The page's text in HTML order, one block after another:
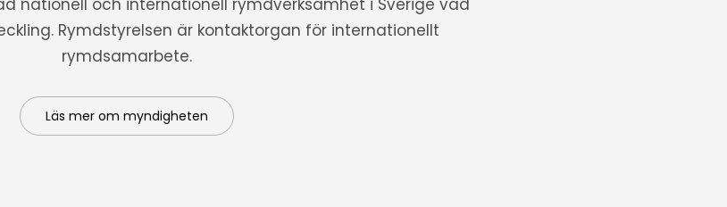
nationell och internationell rymdverksamhet i Sverige vad
Rymdstyrelsen är kontaktorgan för internationellt
rymdsamarbete.
Läs mer om myndigheten